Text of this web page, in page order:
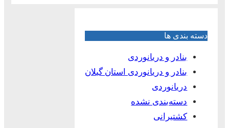
دسته بندی ها
بنادر و دریانوردی
بنادر و دریانوردی استان گیلان
دریانوردی
دسته‌بندی نشده
کشتیرانی